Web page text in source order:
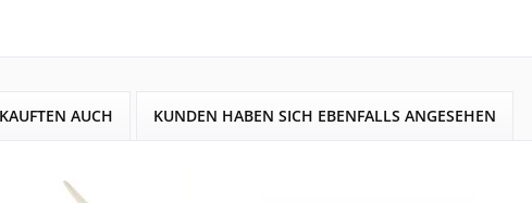
AUCH KUNDEN HABEN SICH EBENFALLS ANGESEHEN